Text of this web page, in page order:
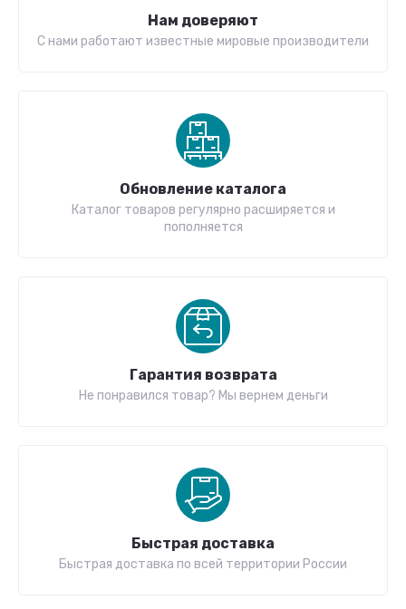
Нам доверяют
С нами работают известные мировые производители
Обновление каталога
Каталог товаров регулярно расширяется и
пополняется
Гарантия возврата
Не понравился товар? Мы вернем деньги
Быстрая доставка
Быстрая доставка по всей территории России